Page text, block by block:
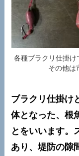
各種ブラクリ仕掛け
その他は
ブラクリ仕掛け
体となった、根
とをいいます。
あり、堤防の隙